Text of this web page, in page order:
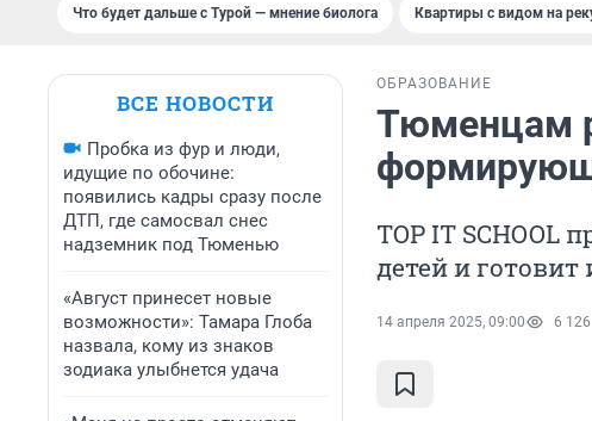
Что будет дальше с Турой — мнение биолога Квартиры с видом на
ВСЕ НОВОСТИ
Пробка из фур и люди,
идущие по обочине:
появились кадры сразу после
ДТП, где самосвал снес
надземник под Тюменью
«Август принесет новые
возможности»: Тамара Глоба
назвала, кому из знаков
зодиака улыбнется удача
ОБРАЗОВАНИЕ
Тюменцам
TOP IT SCHOOL
детей и
14 апреля 2025, 09:00 6 126